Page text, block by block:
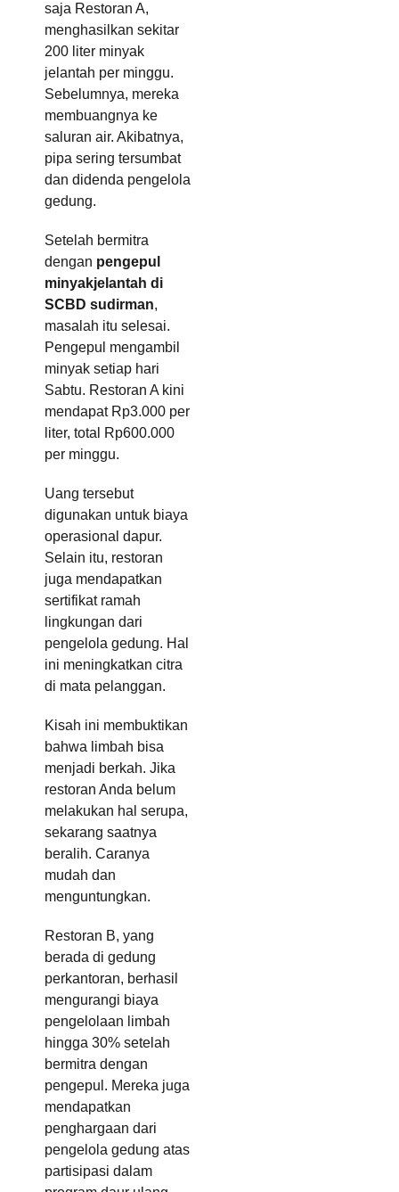
saja Restoran A,
menghasilkan sekitar
200 liter minyak
jelantah per minggu.
Sebelumnya, mereka
membuangnya ke
saluran air. Akibatnya,
pipa sering tersumbat
dan didenda pengelola
gedung.
Setelah bermitra
dengan pengepul
minyakjelantah di
SCBD sudirman,
masalah itu selesai.
Pengepul mengambil
minyak setiap hari
Sabtu. Restoran A kini
mendapat Rp3.000 per
liter, total Rp600.000
per minggu.
Uang tersebut
digunakan untuk biaya
operasional dapur.
Selain itu, restoran
juga mendapatkan
sertifikat ramah
lingkungan dari
pengelola gedung. Hal
ini meningkatkan citra
di mata pelanggan.
Kisah ini membuktikan
bahwa limbah bisa
menjadi berkah. Jika
restoran Anda belum
melakukan hal serupa,
sekarang saatnya
beralih. Caranya
mudah dan
menguntungkan.
Restoran B, yang
berada di gedung
perkantoran, berhasil
mengurangi biaya
pengelolaan limbah
hingga 30% setelah
bermitra dengan
pengepul. Mereka juga
mendapatkan
penghargaan dari
pengelola gedung atas
partisipasi dalam